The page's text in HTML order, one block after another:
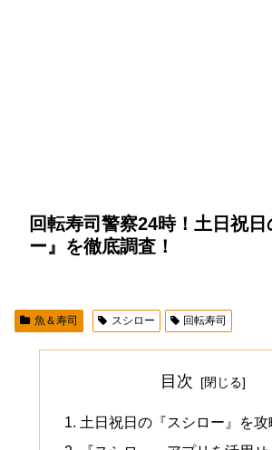
回転寿司警察24時！土日祝日
ー』を徹底調査！
魚＆寿司 スシロー 回転寿司
目次
土日祝日の『スシロー』を攻